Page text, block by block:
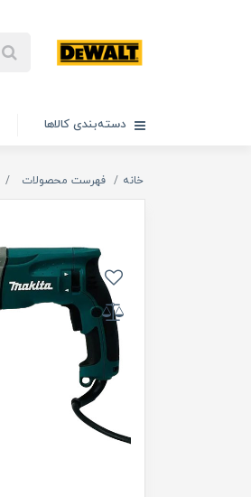
دسته‌بندی کالاها
خانه فهرست محصولات